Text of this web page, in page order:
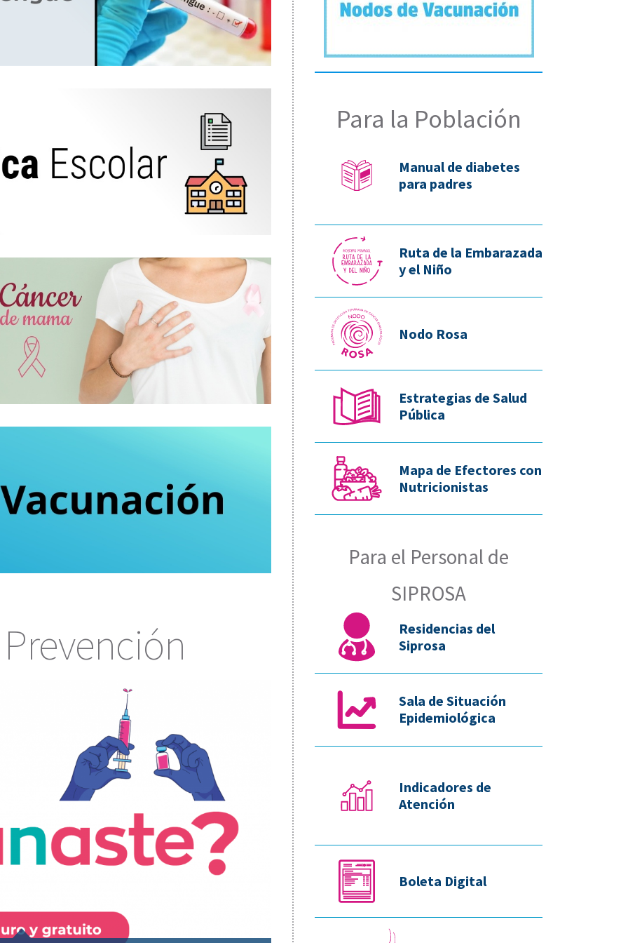
Para la Población
Manual de diabetes
para padres
Ruta de la Embarazada
y el Niño
Nodo Rosa
Estrategias de Salud
Pública
Mapa de Efectores con
Nutricionistas
Para el Personal de
SIPROSA
Residencias del
Siprosa
Sala de Situación
Epidemiológica
Indicadores de
Atención
Boleta Digital